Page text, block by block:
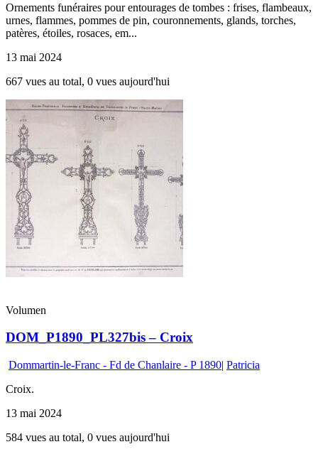
Ornements funéraires pour entourages de tombes : frises, flambeaux,
urnes, flammes, pommes de pin, couronnements, glands, torches,
patères, étoiles, rosaces, em...
13 mai 2024
667 vues au total, 0 vues aujourd'hui
Volumen
DOM_P1890_PL327bis – Croix
Dommartin-le-Franc - Fd de Chanlaire - P 1890| Patricia
Croix.
13 mai 2024
584 vues au total, 0 vues aujourd'hui